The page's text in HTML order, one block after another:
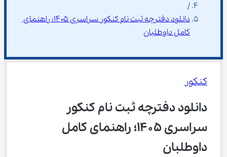
/
دانلود دفترچه ثبت نام کنکور سراسری ۱۴۰۵؛ راهنمای
کامل داوطلبان
کنکور
دانلود دفترچه ثبت نام کنکور
سراسری ۱۴۰۵؛ راهنمای کامل
داوطلبان